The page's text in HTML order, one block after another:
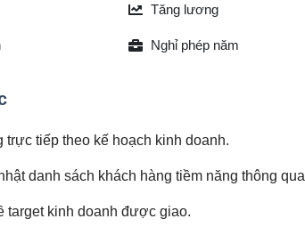
Tăng lương
Nghỉ phép năm
trực tiếp theo kế hoạch kinh doanh.
danh sách khách hàng tiềm năng thông
target kinh doanh được giao.